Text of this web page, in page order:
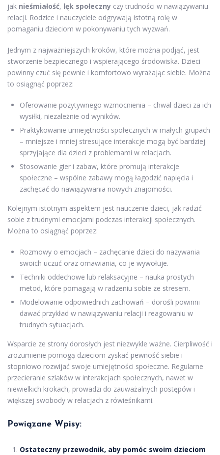
jak nieśmiałość, lęk społeczny czy trudności w nawiązywaniu
relacji. Rodzice i nauczyciele odgrywają istotną rolę w
pomaganiu dzieciom w pokonywaniu tych wyzwań.
Jednym z najważniejszych kroków, które można podjąć, jest
stworzenie bezpiecznego i wspierającego środowiska. Dzieci
powinny czuć się pewnie i komfortowo wyrażając siebie. Można
to osiągnąć poprzez:
Oferowanie pozytywnego wzmocnienia – chwal dzieci za ich
wysiłki, niezależnie od wyników.
Praktykowanie umiejętności społecznych w małych grupach
– mniejsze i mniej stresujące interakcje mogą być bardziej
sprzyjające dla dzieci z problemami w relacjach.
Stosowanie gier i zabaw, które promują interakcje
społeczne – wspólne zabawy mogą łagodzić napięcia i
zachęcać do nawiązywania nowych znajomości.
Kolejnym istotnym aspektem jest nauczenie dzieci, jak radzić
sobie z trudnymi emocjami podczas interakcji społecznych.
Można to osiągnąć poprzez:
Rozmowy o emocjach – zachęcanie dzieci do nazywania
swoich uczuć oraz omawiania, co je wywołuje.
Techniki oddechowe lub relaksacyjne – nauka prostych
metod, które pomagają w radzeniu sobie ze stresem.
Modelowanie odpowiednich zachowań – dorośli powinni
dawać przykład w nawiązywaniu relacji i reagowaniu w
trudnych sytuacjach.
Wsparcie ze strony dorosłych jest niezwykle ważne. Cierpliwość i
zrozumienie pomogą dzieciom zyskać pewność siebie i
stopniowo rozwijać swoje umiejętności społeczne. Regularne
przecieranie szlaków w interakcjach społecznych, nawet w
niewielkich krokach, prowadzi do zauważalnych postępów i
większej swobody w relacjach z rówieśnikami.
Powiązane Wpisy:
Ostateczny przewodnik, aby pomóc swoim dzieciom